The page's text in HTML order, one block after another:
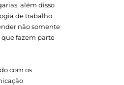
além disso
de trabalho
não somente
que fazem parte
com os